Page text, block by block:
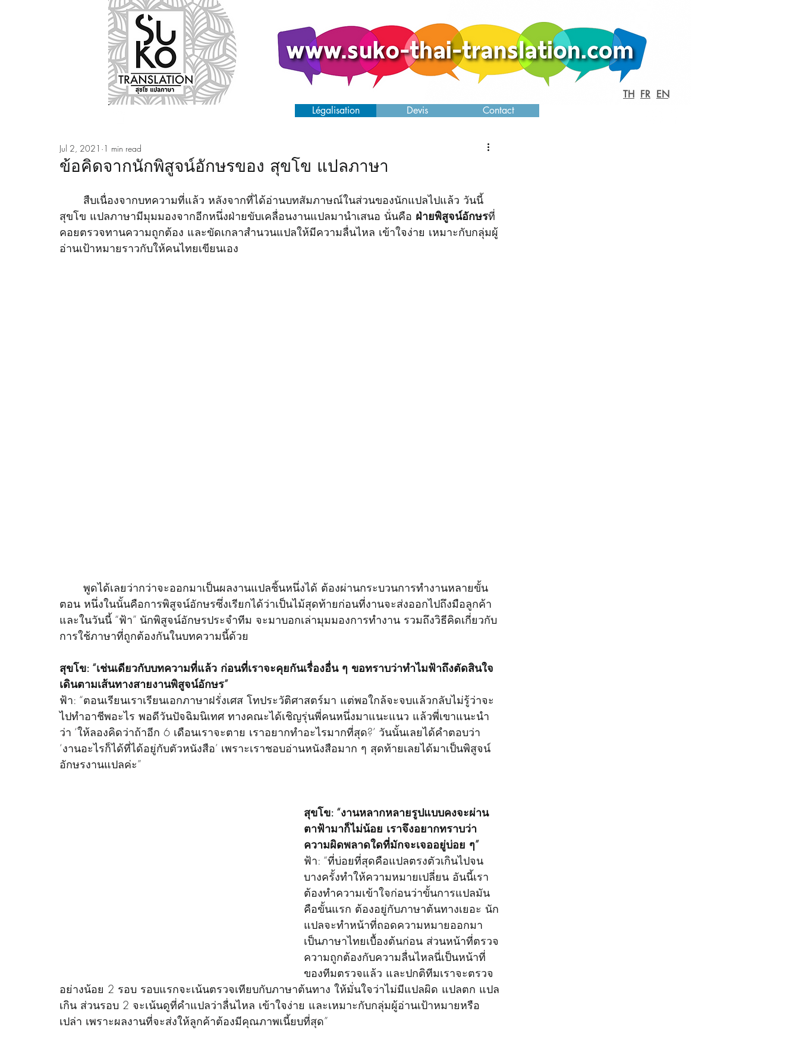
TH FR EN
Légalisation Devis Contact
ข้อคิดจากนักพิสูจน์อักษรของ สุขโข แปลภาษา
Jul 2, 2021 1 min read
สุขโข แปลภาษามีมุมมองจากอีกหนึ่งฝ่ายขับเคลื่อนงานแปลมานำเสนอ นั่นคือ ฝ่ายพิสูจน์อักษรที่
คอยตรวจทานความถูกต้อง และขัดเกลาสำนวนแปลให้มีความลื่นไหล เข้าใจง่าย เหมาะกับกลุ่มผู้
อ่านเป้าหมายราวกับให้คนไทยเขียนเอง
ตอน หนึ่งในนั้นคือการพิสูจน์อักษรซึ่งเรียกได้ว่าเป็นไม้สุดท้ายก่อนที่งานจะส่งออกไปถึงมือลูกค้า
และในวันนี้ “ฟ้า” นักพิสูจน์อักษรประจำทีม จะมาบอกเล่ามุมมองการทำงาน รวมถึงวิธีคิดเกี่ยวกับ
การใช้ภาษาที่ถูกต้องกันในบทความนี้ด้วย
สุขโข: “เช่นเดียวกับบทความที่แล้ว ก่อนที่เราจะคุยกันเรื่องอื่น ๆ ขอทราบว่าทำไมฟ้าถึงตัดสินใจ
เดินตามเส้นทางสายงานพิสูจน์อักษร”
ฟ้า: “ตอนเรียนเราเรียนเอกภาษาฝรั่งเศส โทประวัติศาสตร์มา แต่พอใกล้จะจบแล้วกลับไม่รู้ว่าจะ
ไปทำอาชีพอะไร พอดีวันปัจฉิมนิเทศ ทางคณะได้เชิญรุ่นพี่คนหนึ่งมาแนะแนว แล้วพี่เขาแนะนำ
ว่า ‘ให้ลองคิดว่าถ้าอีก 6 เดือนเราจะตาย เราอยากทำอะไรมากที่สุด?’ วันนั้นเลยได้คำตอบว่า
‘งานอะไรก็ได้ที่ได้อยู่กับตัวหนังสือ’ เพราะเราชอบอ่านหนังสือมาก ๆ สุดท้ายเลยได้มาเป็นพิสูจน์
อักษรงานแปลค่ะ”
สุขโข: “งานหลากหลายรูปแบบคงจะผ่าน
ตาฟ้ามาก็ไม่น้อย เราจึงอยากทราบว่า
ความผิดพลาดใดที่มักจะเจออยู่บ่อย ๆ”
ฟ้า: “ที่บ่อยที่สุดคือแปลตรงตัวเกินไปจน
บางครั้งทำให้ความหมายเปลี่ยน อันนี้เรา
ต้องทำความเข้าใจก่อนว่าขั้นการแปลมัน
คือขั้นแรก ต้องอยู่กับภาษาต้นทางเยอะ นัก
แปลจะทำหน้าที่ถอดความหมายออกมา
เป็นภาษาไทยเบื้องต้นก่อน ส่วนหน้าที่ตรวจ
ความถูกต้องกับความลื่นไหลนี่เป็นหน้าที่
ของทีมตรวจแล้ว และปกติทีมเราจะตรวจ
อย่างน้อย 2 รอบ รอบแรกจะเน้นตรวจเทียบกับภาษาต้นทาง ให้มั่นใจว่าไม่มีแปลผิด แปลตก แปล
เกิน ส่วนรอบ 2 จะเน้นดูที่คำแปลว่าลื่นไหล เข้าใจง่าย และเหมาะกับกลุ่มผู้อ่านเป้าหมายหรือ
เปล่า เพราะผลงานที่จะส่งให้ลูกค้าต้องมีคุณภาพเนี้ยบที่สุด”